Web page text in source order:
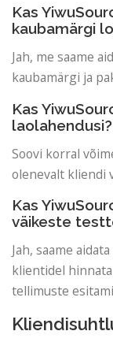
Kas
kaubamärgi
Jah, me saame
kaubamärgi ja
Kas
laolahendusi?
Soovi korral
olenevalt kliendi
Kas
väikeste
Jah, saame
klientidel
tellimuste